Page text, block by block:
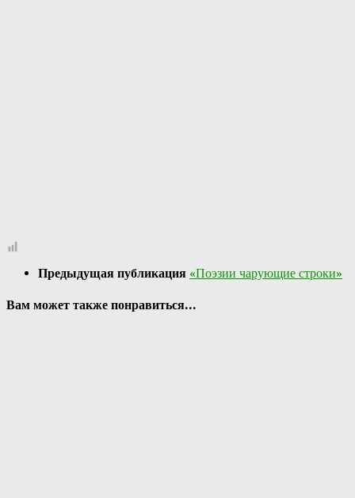
Предыдущая публикация «Поэзии чарующие строки»
Вам может также понравиться...